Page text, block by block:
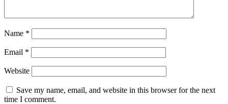
Name *
Email *
Website
Save my name, email, and website in this browser for the next
time I comment.